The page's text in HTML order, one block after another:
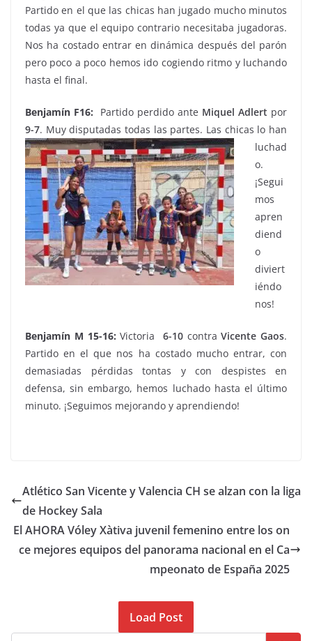
Partido en el que las chicas han jugado mucho minutos
todas ya que el equipo contrario necesitaba jugadoras.
Nos ha costado entrar en dinámica después del parón
pero poco a poco hemos ido cogiendo ritmo y luchando
hasta el final.
Benjamín F16: Partido perdido ante Miquel Adlert por
9-7. Muy disputadas todas las partes. Las chicas lo han
luchad
o.
¡Segui
mos
apren
diend
o
diviert
iéndo
nos!
Benjamín M 15-16:Victoria 6-10contraVicente Gaos.
Partido en el que nos ha costado mucho entrar, con
demasiadas pérdidas tontas y con despistes en
defensa, sin embargo, hemos luchado hasta el último
minuto. ¡Seguimos mejorando y aprendiendo!
Atlético San Vicente y Valencia CH se alzan con la liga
de Hockey Sala
El AHORA Vóley Xàtiva juvenil femenino entre los on
ce mejores equipos del panorama nacional en el Ca
mpeonato de España 2025
Load Post